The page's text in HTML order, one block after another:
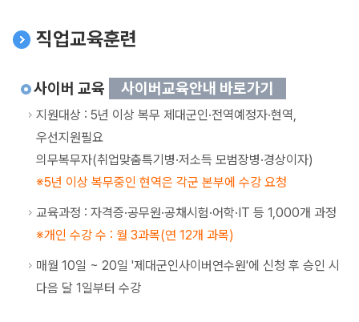
직업교육훈련
사이버 교육 사이버교육안내 바로가기
지원대상 : 5년 이상 복무 제대군인·전역예정자·현역,
우선지원필요
의무복무자(취업맞춤특기병·저소득 모범장병·경상이자)
5년 이상 복무중인 현역은 각군 본부에 수강 요청
교육과정 : 자격증·공무원·공채시험·어학·IT 등 1,000개 과정
개인 수강 수 : 월 3과목(연 12개 과목)
매월 10일 ~ 20일 '제대군인사이버연수원'에 신청 후 승인 시
다음 달 1일부터 수강